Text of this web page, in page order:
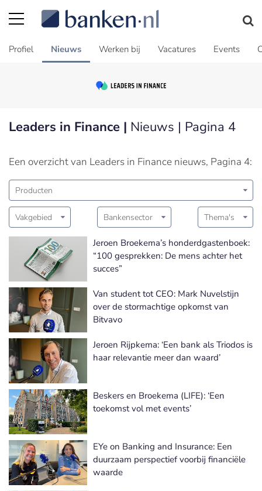
Profiel Nieuws Werken bij Vacatures Events
Leaders in Finance | Nieuws | Pagina 4
Een overzicht van Leaders in Finance nieuws, Pagina 4:
Producten
Vakgebied Bankensector Thema's
Jeroen Broekema’s honderdgastenboek:
“100 gesprekken: De mens achter het
succes”
Van student tot CEO: Mark Nuvelstijn
over de stormachtige opkomst van
Bitvavo
Jeroen Rijpkema: ‘Een bank als Triodos is
haar relevantie meer dan waard’
Beskers en Broekema (LIFE): ‘Een
toekomst vol met events’
EYe on Banking and Insurance: Een
duurzaam perspectief voorbij financiële
waarde